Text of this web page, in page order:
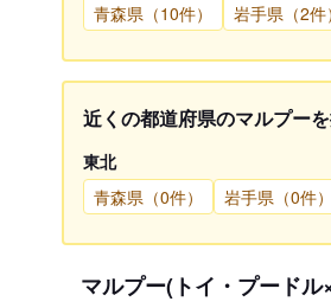
青森県（10件）
岩手県（2件）
近くの都道府県のマルプー
東北
青森県（0件）
岩手県（0件）
マルプー(トイ・プード